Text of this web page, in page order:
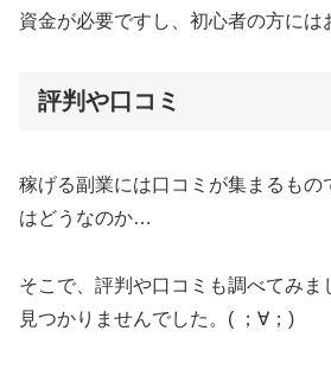
資金が必要ですし、初心者の方には
評判や口コミ
稼げる副業には口コミが集まるもの
はどうなのか…
そこで、評判や口コミも調べてみま
見つかりませんでした。( ；∀；)